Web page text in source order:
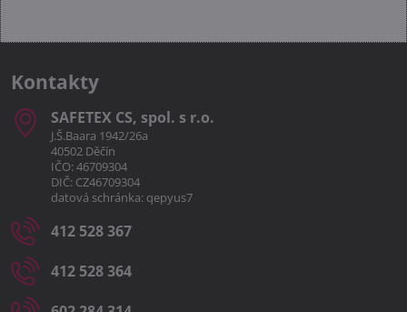
Kontakty
SAFETEX CS, spol​. s r​.o​.
J.Š.Baara 1942/26a
40502 Děčín
IČO: 46709304
DIČ: CZ46709304
datová schránka: qepyus7
412 528 367
412 528 364